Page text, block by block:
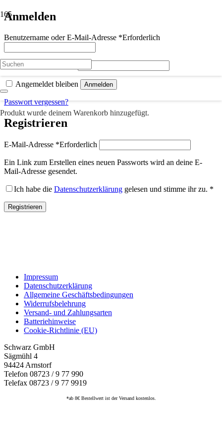
Produkt wurde deinem Warenkorb hinzugefügt.
Anmelden
Benutzername oder E-Mail-Adresse *Erforderlich
Passwort
Angemeldet bleiben Anmelden
Passwort vergessen?
Registrieren
E-Mail-Adresse *Erforderlich
Ein Link zum Erstellen eines neuen Passworts wird an deine E-
Mail-Adresse gesendet.
Ich habe die Datenschutzerklärung gelesen und stimme ihr zu. *
Registrieren
Impressum
Datenschutzerklärung
Allgemeine Geschäftsbedingungen
Widerrufsbelehrung
Versand- und Zahlungsarten
Batteriehinweise
Cookie-Richtlinie (EU)
Schwarz GmbH
Sägmühl 4
94424 Arnstorf
Telefon 08723 / 9 77 990
Telefax 08723 / 9 77 9919
*ab 8€ Bestellwert ist der Versand kostenlos.